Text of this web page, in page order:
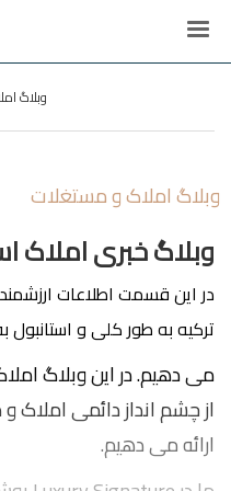
وبلاگ
وبلاگ املاک و مستغلات
وبلاگ خبری املاک
در این قسمت اطلاعات ارزشمند
ترکیه به طور کلی و استانبول
می دهیم. در این وبلاگ
از چشم انداز دائمی املاک
ارائه می دهیم.